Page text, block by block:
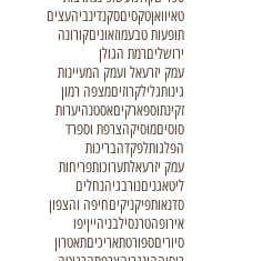
טאיוואןטקסיםסקנדינביהעצים
תופעות טבעמוזאוניםקורונה
ירושליםרמת הגולן
עמק יזרעאל ועמק המעיינות
גינותגלילקרוזיםמצפה רמון
זקינתוספארקיםאסטנהיערות
סוסיםמוסיקהצרפת וספרד
הפלגותלפקדהבריכות
עמק יזרעאלתערוכותפריחות
ליטאגניםנורבגיהנחלים
סדנאותפיקניקיםחיפה והצפון
אירופהטרנסילבניהייןיפו
סיוריםספורטתאריכיםתאטרון